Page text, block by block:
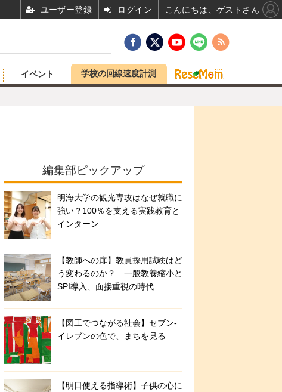
イベント 学校の回線速度計測
編集部ピックアップ
明海大学の観光専攻はなぜ就職に
強い？100％を支える実践教育と
インターン
【教師への扉】教員採用試験はど
う変わるのか？ 一般教養縮小と
SPI導入、面接重視の時代
【図工でつながる社会】セブン‐
イレブンの色で、まちを見る
【明日使える指導術】子供の心に
ユーザー登録 ログイン こんにちは、ゲストさん